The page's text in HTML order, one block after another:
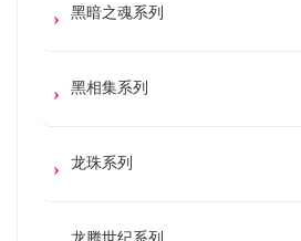
黑暗之魂系列
黑相集系列
龙珠系列